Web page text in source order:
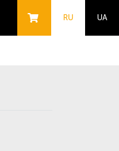
RU UA